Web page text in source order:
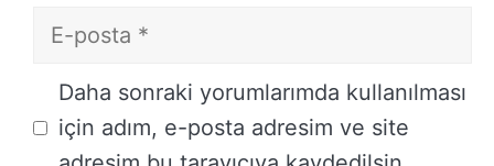
E-
İnternet
sitesi
Daha sonraki yorumlarımda kullanılması
için adım, e-posta adresim ve site